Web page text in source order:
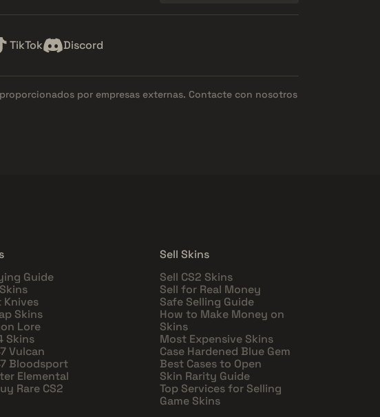
TikTok Discord
por empresas externas. Contacte con nosotros
Guide
Knives
Skins
Lore
Skins
Vulcan
Bloodsport
Elemental
Rare CS2
Sell Skins
Sell CS2 Skins
Sell for Real Money
Safe Selling Guide
How to Make Money on
Skins
Most Expensive Skins
Case Hardened Blue Gem
Best Cases to Open
Skin Rarity Guide
Top Services for Selling
Game Skins